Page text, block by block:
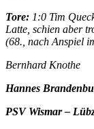
Tore: 1:0 Tim
Latte, schien aber
(68., nach Anspiel
Bernhard Knothe
Hannes
PSV Wismar –